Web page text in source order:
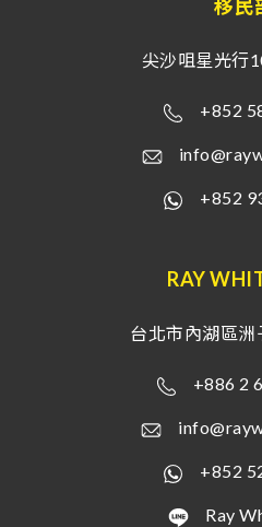
移民
尖沙咀星光行
+852
+852
RAY
台北市內湖區
+886 2
+852
Ray